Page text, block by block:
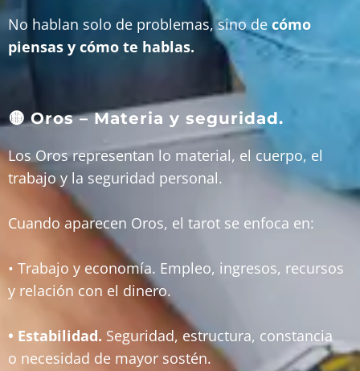
No hablan solo de problemas, sino de cómo
piensas y cómo te hablas.
🟡 Oros – Materia y seguridad.
Los Oros representan lo material, el cuerpo, el
trabajo y la seguridad personal.
Cuando aparecen Oros, el tarot se enfoca en:
• Trabajo y economía. Empleo, ingresos, recursos
y relación con el dinero.
• Estabilidad. Seguridad, estructura, constancia
o necesidad de mayor sostén.